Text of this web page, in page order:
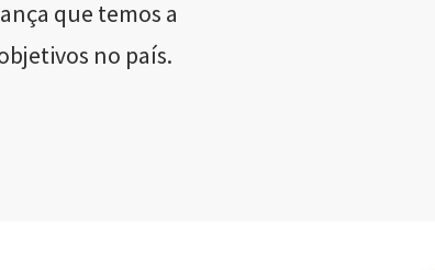
que temos a
no país.